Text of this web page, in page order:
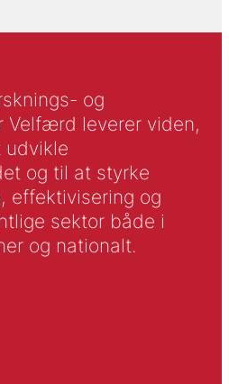
og
Velfærd leverer viden,
udvikle
og til at styrke
effektivisering og
sektor både i
og nationalt.